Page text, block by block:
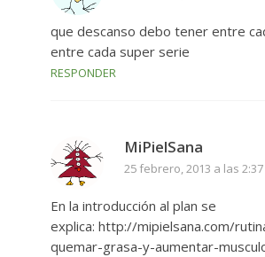
que descanso debo tener entre
entre cada super serie
RESPONDER
MiPielSana
25 febrero, 2013 a las 2:37
En la introducción al plan se
explica: http://mipielsana.com/
quemar-grasa-y-aumentar-